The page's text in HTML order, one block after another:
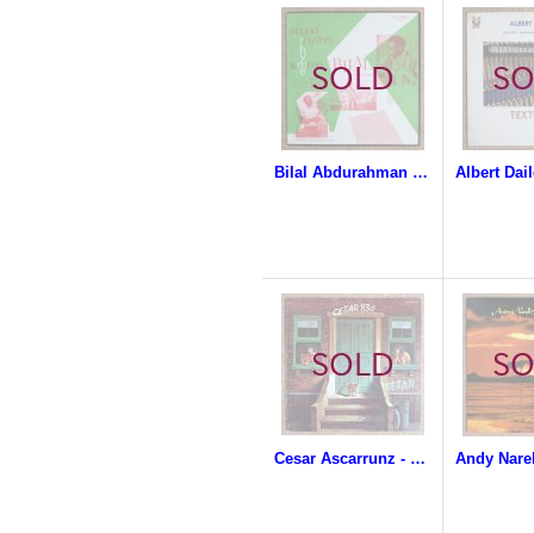
Bilal Abdurahman - Sound, Rhythm, Rhyme & Mime For Children
Cesar Ascarrunz - Cesar 830